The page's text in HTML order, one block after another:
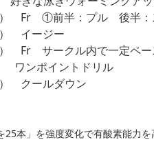
①前半：プル 後半：ス
ージー
サークル内で一定ペー
ポイントドリル
ールダウン
25本」を強度変化で有酸素能力を